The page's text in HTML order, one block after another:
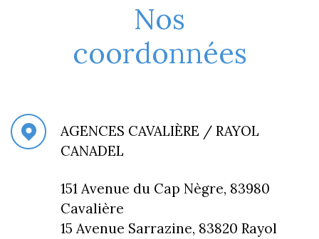
Nos
coordonnées
AGENCES CAVALIÈRE / RAYOL
CANADEL
151 Avenue du Cap Nègre, 83980
Cavalière
15 Avenue Sarrazine, 83820 Rayol